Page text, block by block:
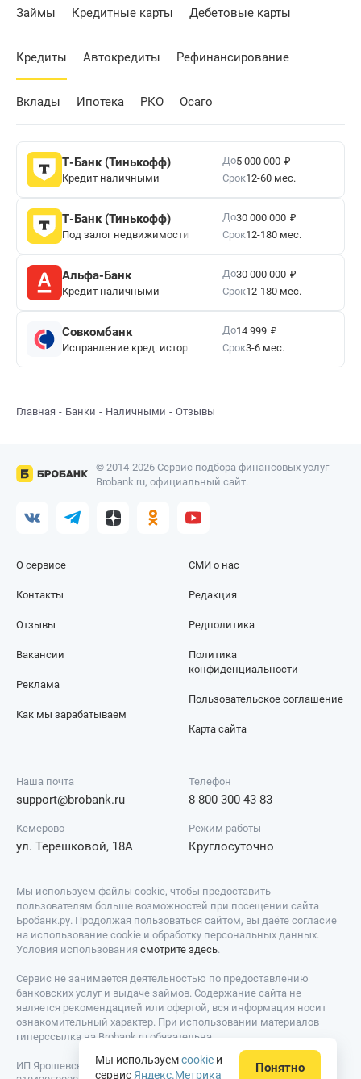
Займы Кредитные карты Дебетовые карты
Кредиты Автокредиты Рефинансирование
Вклады Ипотека РКО Осаго
Т-Банк (Тинькофф)
Кредит наличными
До5 000 000 ₽
Срок12-60 мес.
Т-Банк (Тинькофф)
Под залог недвижимости
До30 000 000 ₽
Срок12-180 мес.
Альфа-Банк
Кредит наличными
До30 000 000 ₽
Срок12-180 мес.
Совкомбанк
Исправление кред. истории
До14 999 ₽
Срок3-6 мес.
Главная Банки Наличными Отзывы
© 2014-2026 Сервис подбора финансовых услуг
Brobank.ru, официальный сайт.
О сервисе
Контакты
Отзывы
СМИ о нас
Редакция
Редполитика
Вакансии
Реклама
Как мы зарабатываем
Политика
конфиденциальности
Пользовательское соглашение
Карта сайта
Наша почта
support@brobank.ru
Телефон
8 800 300 43 83
Кемерово
ул. Терешковой, 18А
Режим работы
Круглосуточно
Мы используем файлы cookie, чтобы предоставить
пользователям больше возможностей при посещении сайта
Бробанк.ру. Продолжая пользоваться сайтом, вы даёте согласие
на использование cookie и обработку персональных данных.
Условия использования смотрите здесь.
Сервис не занимается деятельностью по предоставлению
банковских услуг и выдаче займов. Содержание сайта не
является рекомендацией или офертой, вся информация носит
ознакомительный характер. При использовании материалов
гиперссылка на Brobank.ru обязательна.
ИП Ярошевский Д.И. ИНН: 423082922740. ОГРНИП:
Мы используемcookie и
сервис Яндекс.Метрика Понятно